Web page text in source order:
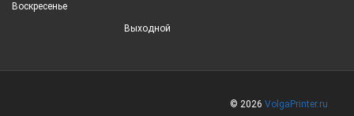
Воскресенье
Выходной
© 2026 VolgaPrinter.ru